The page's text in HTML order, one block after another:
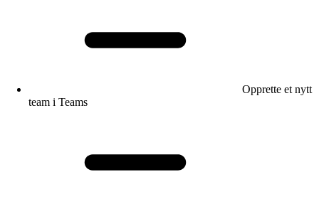
Opprette et nytt
team i Teams